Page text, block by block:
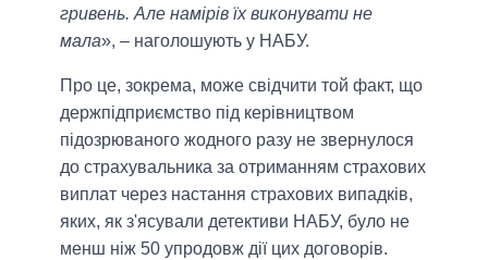
гривень. Але намірів їх виконувати не
мала», – наголошують у НАБУ.
Про це, зокрема, може свідчити той факт, що
держпідприємство під керівництвом
підозрюваного жодного разу не звернулося
до страхувальника за отриманням страхових
виплат через настання страхових випадків,
яких, як з'ясували детективи НАБУ, було не
менш ніж 50 упродовж дії цих договорів.